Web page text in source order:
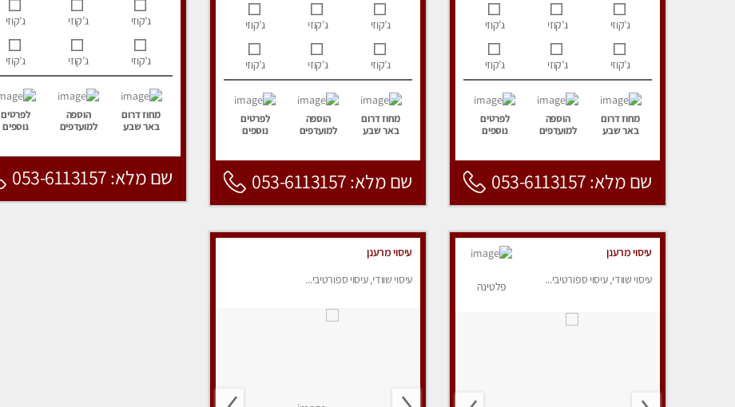
ג’קוזי ג’קוזי ג’קוזי
ג’קוזי ג’קוזי ג’קוזי
מחוז דרום
באר שבע
הוספה
למועדפים
לפרטים
נוספים
שם מלא: 053-6113157
ג’קוזי ג’קוזי ג’קוזי
ג’קוזי ג’קוזי ג’קוזי
מחוז דרום
באר שבע
הוספה
למועדפים
לפרטים
נוספים
שם מלא: 053-6113157
ג’קוזי ג’קוזי ג’קוזי
ג’קוזי ג’קוזי ג’קוזי
מחוז דרום
באר שבע
הוספה
למועדפים
לפרטים
נוספים
שם מלא: 053-6113157
עיסוי מרענן
עיסוי שוודי, עיסוי ספורטיבי...
פלטינה
עיסוי מרענן
עיסוי שוודי, עיסוי ספורטיבי...